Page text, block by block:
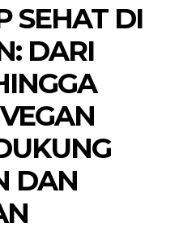
SEHAT DI
DARI
DAN